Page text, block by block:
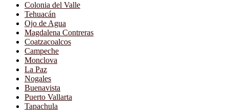
Colonia del Valle
Tehuacán
Ojo de Agua
Magdalena Contreras
Coatzacoalcos
Campeche
Monclova
La Paz
Nogales
Buenavista
Puerto Vallarta
Tapachula